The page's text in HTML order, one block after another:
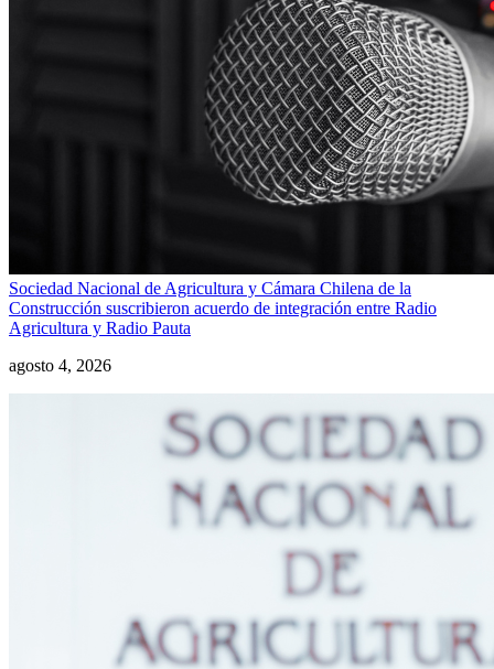
Sociedad Nacional de Agricultura y Cámara Chilena de la
Construcción suscribieron acuerdo de integración entre Radio
Agricultura y Radio Pauta
agosto 4, 2026